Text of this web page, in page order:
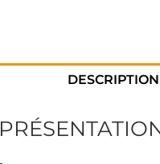
DESCRIPTION